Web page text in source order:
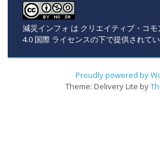
減災インフォ は クリエイティブ・コ
4.0 国際 ライセンスの下で提供されてい
Proudly powered by
Theme: Delivery Lite by